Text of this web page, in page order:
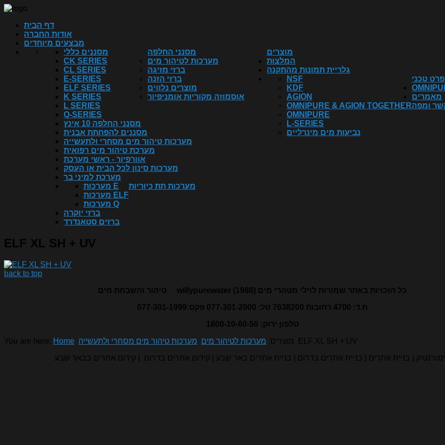
דף הבית
אודות החברה
מבצעים מיוחדים
מוצרים
מסנני החלפה
מסננים כללי
CK SERIES
CL SERIES
E-SERIES
ELF SERIES
K SERIES
L SERIES
Q-SERIES
מסנני החלפה 10 אינץ
מסננים להפחתת אבנית
מערכות לטיהור מים
מערכות טיהור מים מסחרי ולתעשייה
מערכת טיהור מים רפואית
אוורפיור - ראשי מערכת
מערכות סינון לכל הבית או העסק
מערכת למיני בר
מערכות תת כיוריות
מערכות E
מערכות ELF
מערכות Q
ברזי מזיגה
ברזי יוקרה
ברזים סטאנדרד
ברזי הזנה
מוצרים נלווים
אוסמוזה מקוריות אומניפיור
המלצות
גלריית תמונות מהתקנה
טכני
NSF
KDF
AGION
OMNIPURE & AGION TOGETHER
OMNIPURE
L-SERIES
מאמרים
נביעות מים מינרליים
ומפה
ELF XL SH + UV
back to top
כל הזכויות באתר שמורות לוילי מטהרי מים (1988)
willypurewater
טיהור והשבחת מים
ת.ד: 4700 רחובות 7638200 טל: 077-301-2000 פקס:077-301-1999
טלפון ירוק: 1800-10-60-50
You are here: Home מוצרים מערכות לטיהור מים מערכות טיהור מים מסחרי ולתעשייה
ELF XL SH + UV
| בניית אתרים | בניית אתרים בדרום | בניית אתרים באר שבע | קידום אתרים בדרום | קידום אתרים בבאר שבע